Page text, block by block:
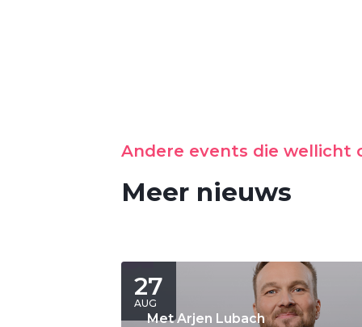
Andere events die wellicht
Meer nieuws
27
AUG
Met Arjen Lubach